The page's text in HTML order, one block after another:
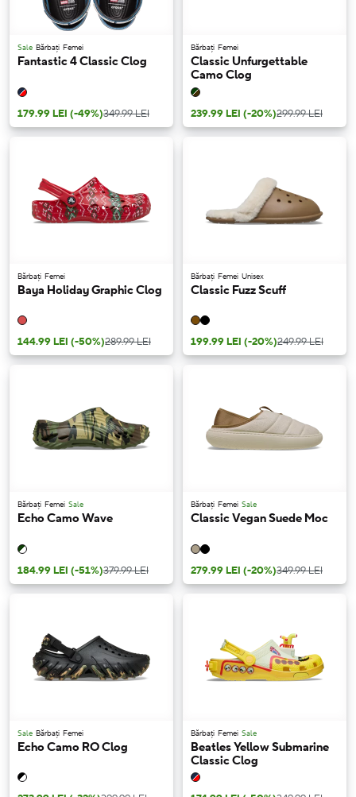
Sale Bărbați Femei
Fantastic 4 Classic Clog
179.99 LEI (-49%)349.99 LEI
Bărbați Femei
Classic Unfurgettable
Camo Clog
239.99 LEI (-20%)299.99 LEI
Bărbați Femei
Baya Holiday Graphic Clog
144.99 LEI (-50%)289.99 LEI
Bărbați Femei Unisex
Classic Fuzz Scuff
199.99 LEI (-20%)249.99 LEI
Bărbați Femei Sale
Echo Camo Wave
184.99 LEI (-51%)379.99 LEI
Bărbați Femei Sale
Classic Vegan Suede Moc
279.99 LEI (-20%)349.99 LEI
Sale Bărbați Femei
Echo Camo RO Clog
Bărbați Femei Sale
Beatles Yellow Submarine
Classic Clog